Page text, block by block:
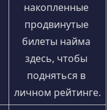
накопленные
продвинутые
билеты найма
здесь, чтобы
подняться в
личном рейтинге.